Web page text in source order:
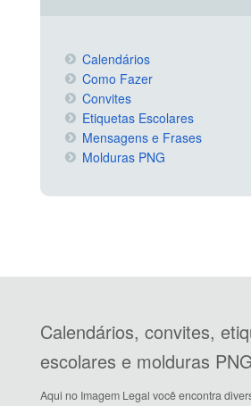
Calendários
Como Fazer
Convites
Etiquetas Escolares
Mensagens e Frases
Molduras PNG
Calendários, convites,
escolares e molduras PNG
Aqui no Imagem Legal você encontra